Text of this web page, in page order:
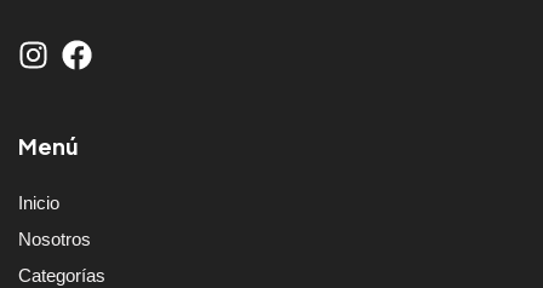
Menú
Inicio
Nosotros
Categorías